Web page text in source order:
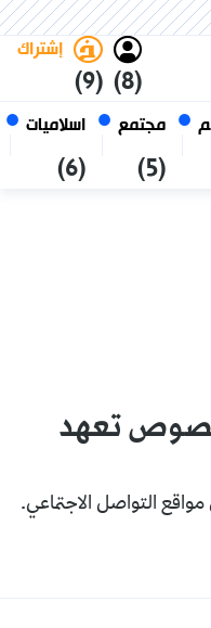
مجتمع
(5)
اسلاميات
(6)
(8)
إشتراك
(9)
تعهد
التواصل الاجتماعي.